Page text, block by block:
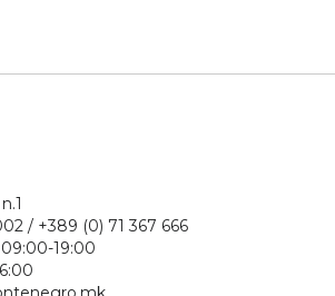
Popov n.1
/ +389 (0) 71 367 666
19:00